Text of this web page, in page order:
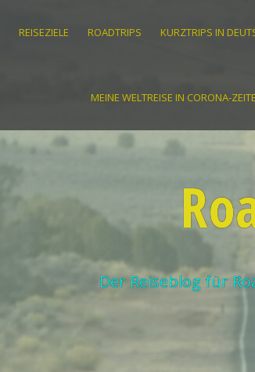
REISEZIELE ROADTRIPS KURZTRIPS IN
MEINE WELTREISE IN CORONA-
Der Reiseblog für